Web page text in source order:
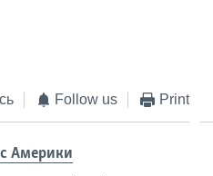
Follow us Print
Америки